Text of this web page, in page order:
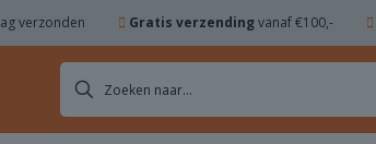
verzonden Gratis verzendingvanaf €100,-